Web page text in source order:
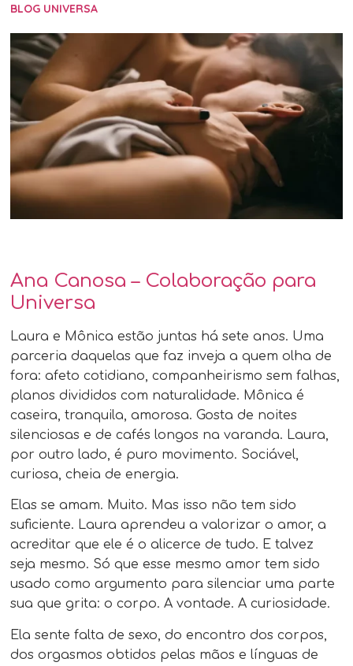
BLOG UNIVERSA
Ana Canosa – Colaboração para
Universa
Laura e Mônica estão juntas há sete anos. Uma
parceria daquelas que faz inveja a quem olha de
fora: afeto cotidiano, companheirismo sem falhas,
planos divididos com naturalidade. Mônica é
caseira, tranquila, amorosa. Gosta de noites
silenciosas e de cafés longos na varanda. Laura,
por outro lado, é puro movimento. Sociável,
curiosa, cheia de energia.
Elas se amam. Muito. Mas isso não tem sido
suficiente. Laura aprendeu a valorizar o amor, a
acreditar que ele é o alicerce de tudo. E talvez
seja mesmo. Só que esse mesmo amor tem sido
usado como argumento para silenciar uma parte
sua que grita: o corpo. A vontade. A curiosidade.
Ela sente falta de sexo, do encontro dos corpos,
dos orgasmos obtidos pelas mãos e línguas de